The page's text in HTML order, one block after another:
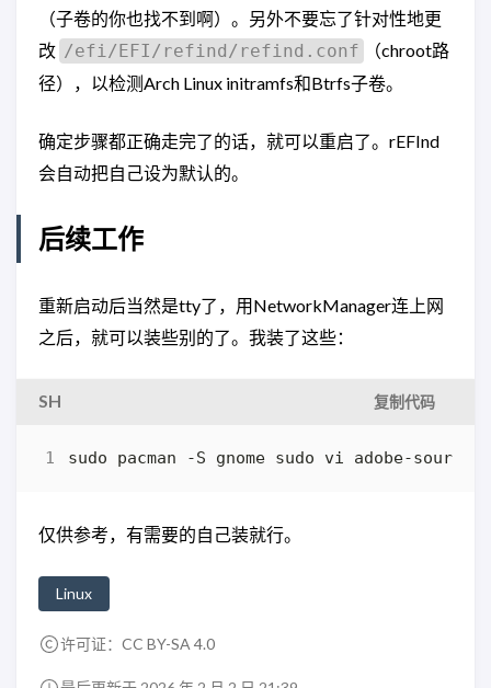
（子卷的你也找不到啊）。另外不要忘了针对性地更
改 /efi/EFI/refind/refind.conf
（chroot路
径），以检测Arch Linux initramfs和Btrfs子卷。
确定步骤都正确走完了的话，就可以重启了。rEFInd
会自动把自己设为默认的。
后续工作
重新启动后当然是tty了，用NetworkManager连上网
之后，就可以装些别的了。我装了这些：
SH 复制代码
sudo pacman -S gnome sudo vi adobe-
仅供参考，有需要的自己装就行。
Linux
许可证： CC BY-SA 4.0